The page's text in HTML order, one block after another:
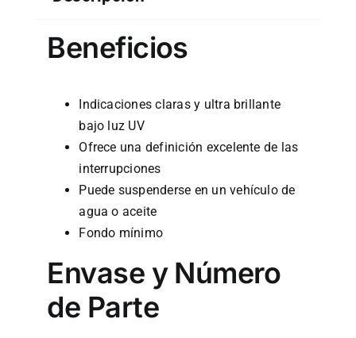
Beneficios
Indicaciones claras y ultra brillante
bajo luz UV
Ofrece una definición excelente de las
interrupciones
Puede suspenderse en un vehículo de
agua o aceite
Fondo mínimo
Envase y Número
de Parte